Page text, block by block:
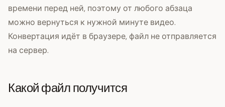
времени перед ней, поэтому от любого абзаца
можно вернуться к нужной минуте видео.
Конвертация идёт в браузере, файл не отправляется
на сервер.
Какой файл получится